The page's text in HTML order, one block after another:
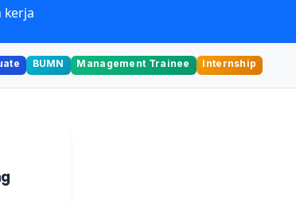
kerja
BUMN Management Trainee Internship